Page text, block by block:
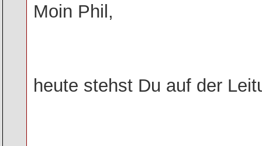
Moin Phil,
heute stehst Du auf der